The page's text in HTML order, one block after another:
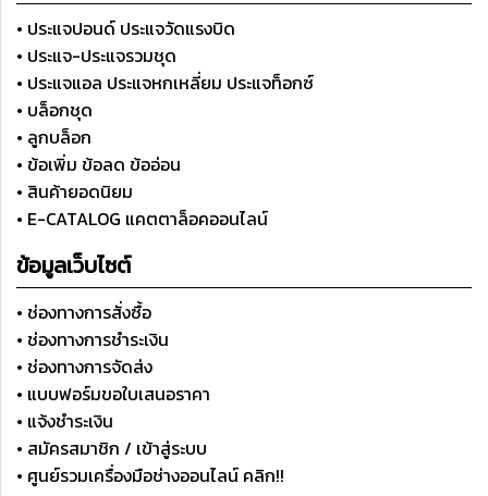
• ประแจปอนด์ ประแจวัดแรงบิด
• ประแจ-ประแจรวมชุด
• ประแจแอล ประแจหกเหลี่ยม ประแจท็อกซ์
• บล็อกชุด
• ลูกบล็อก
• ข้อเพิ่ม ข้อลด ข้ออ่อน
• สินค้ายอดนิยม
• E-CATALOG แคตตาล็อคออนไลน์
ข้อมูลเว็บไซต์
• ช่องทางการสั่งซื้อ
• ช่องทางการชำระเงิน
• ช่องทางการจัดส่ง
• แบบฟอร์มขอใบเสนอราคา
• แจ้งชำระเงิน
• สมัครสมาชิก / เข้าสู่ระบบ
• ศูนย์รวมเครื่องมือช่างออนไลน์ คลิก!!